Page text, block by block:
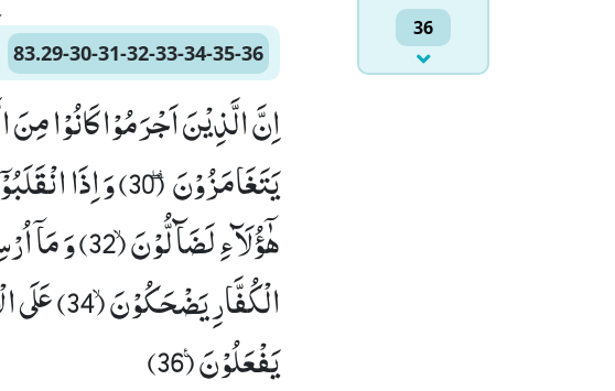
36
83.29-30-31-32-33-34-35-36
یَفْعَلُوْنَ۠ (36)